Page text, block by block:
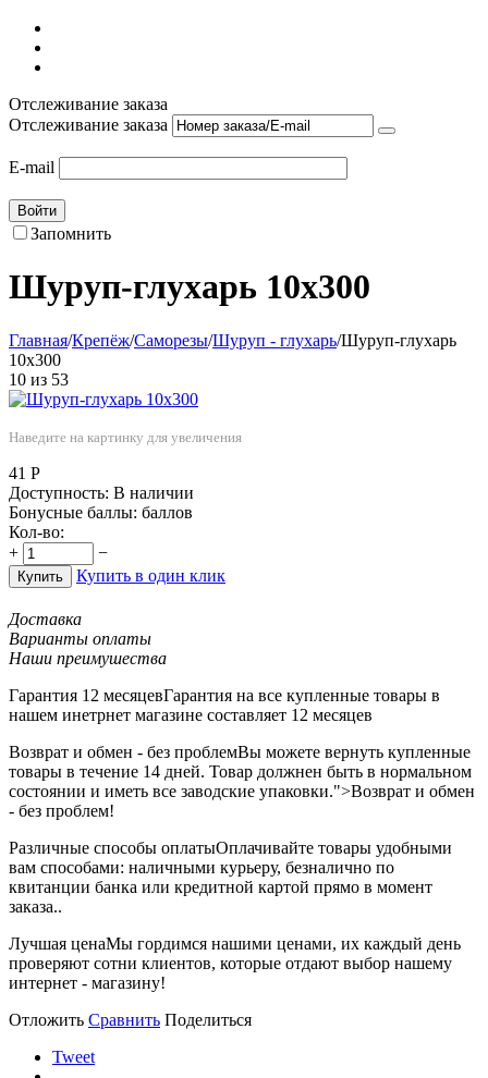
Отслеживание заказа
Отслеживание заказа
E-mail
Войти
Запомнить
Шуруп-глухарь 10х300
Главная/Крепёж/Саморезы/Шуруп - глухарь/Шуруп-глухарь
10х300
10 из 53
Наведите на картинку для увеличения
41 Р
Доступность: В наличии
Бонусные баллы: баллов
Кол-во:
+
−
Купить Купить в один клик
Доставка
Варианты оплаты
Наши преимушества
Гарантия 12 месяцевГарантия на все купленные товары в
нашем инетрнет магазине составляет 12 месяцев
Возврат и обмен - без проблемВы можете вернуть купленные
товары в течение 14 дней. Товар должнен быть в нормальном
состоянии и иметь все заводские упаковки.">Возврат и обмен
- без проблем!
Различные способы оплатыОплачивайте товары удобными
вам способами: наличными курьеру, безналично по
квитанции банка или кредитной картой прямо в момент
заказа..
Лучшая ценаМы гордимся нашими ценами, их каждый день
проверяют сотни клиентов, которые отдают выбор нашему
интернет - магазину!
Отложить Сравнить Поделиться
Tweet